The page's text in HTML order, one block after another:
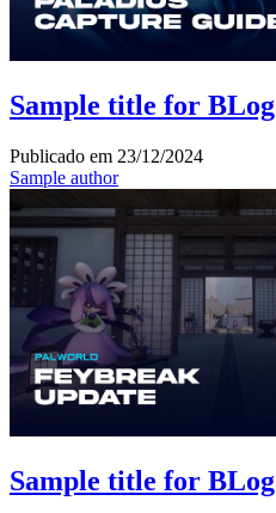
Sample title for BLog
Publicado em 23/12/2024
Sample author
Sample title for BLog